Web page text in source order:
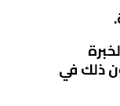
الخبرة
ذلك في